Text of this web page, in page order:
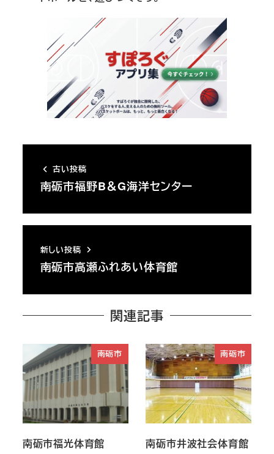
古い投稿
南砺市福野B＆G海洋センター
新しい投稿
南砺市高瀬ふれあい体育館
関連記事
南砺市
南砺市福光体育館
南砺市
南砺市井波社会体育館